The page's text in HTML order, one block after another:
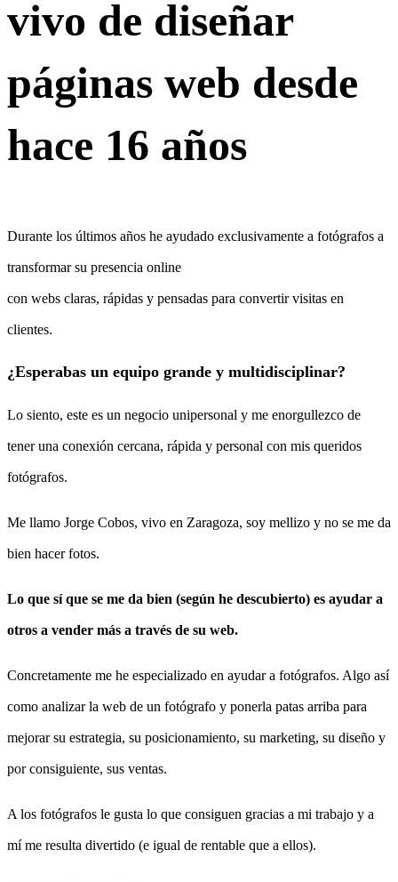
vivo de diseñar
páginas web desde
hace 16 años
Durante los últimos años he ayudado exclusivamente a fotógrafos a
transformar su presencia online
con webs claras, rápidas y pensadas para convertir visitas en
clientes.
¿Esperabas un equipo grande y multidisciplinar?
Lo siento, este es un negocio unipersonal y me enorgullezco de
tener una conexión cercana, rápida y personal con mis queridos
fotógrafos.
Me llamo Jorge Cobos, vivo en Zaragoza, soy mellizo y no se me da
bien hacer fotos.
Lo que sí que se me da bien (según he descubierto) es ayudar a
otros a vender más a través de su web.
Concretamente me he especializado en ayudar a fotógrafos. Algo así
como analizar la web de un fotógrafo y ponerla patas arriba para
mejorar su estrategia, su posicionamiento, su marketing, su diseño y
por consiguiente, sus ventas.
A los fotógrafos le gusta lo que consiguen gracias a mi trabajo y a
mí me resulta divertido (e igual de rentable que a ellos).